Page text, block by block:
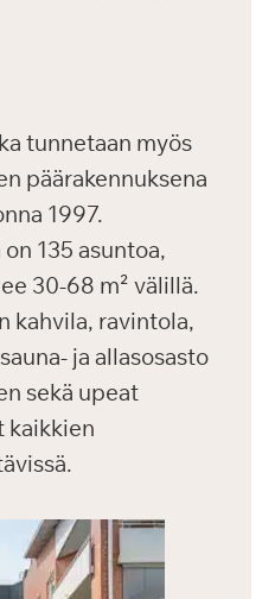
tunnetaan myös
päärakennuksena
1997.
135 asuntoa,
30-68 m² välillä.
kahvila, ravintola,
ja allasosasto
sekä upeat
kaikkien